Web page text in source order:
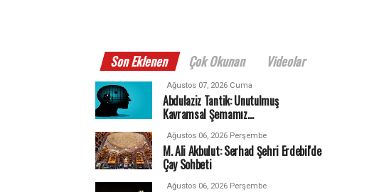
Son Eklenen Çok Okunan Videolar
Ağustos 07, 2026 Cuma
Abdulaziz Tantik: Unutulmuş
Kavramsal Şemamız…
Ağustos 06, 2026 Perşembe
M. Ali Akbulut: Serhad Şehri Erdebil'de
Çay Sohbeti
Ağustos 06, 2026 Perşembe